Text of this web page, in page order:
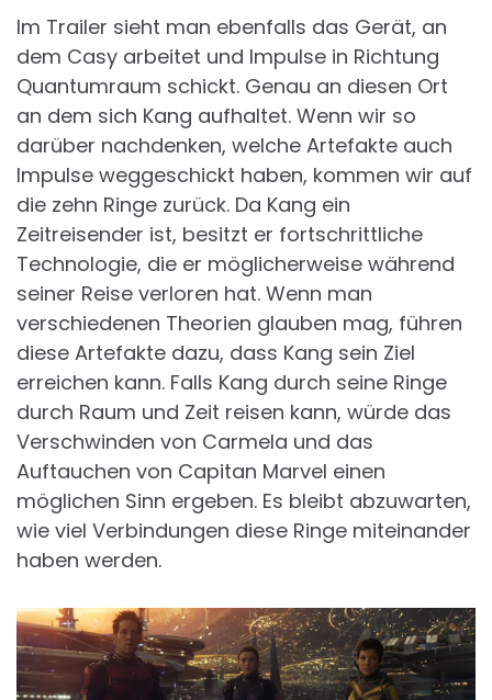
Im Trailer sieht man ebenfalls das Gerät, an
dem Casy arbeitet und Impulse in Richtung
Quantumraum schickt. Genau an diesen Ort
an dem sich Kang aufhaltet. Wenn wir so
darüber nachdenken, welche Artefakte auch
Impulse weggeschickt haben, kommen wir auf
die zehn Ringe zurück. Da Kang ein
Zeitreisender ist, besitzt er fortschrittliche
Technologie, die er möglicherweise während
seiner Reise verloren hat. Wenn man
verschiedenen Theorien glauben mag, führen
diese Artefakte dazu, dass Kang sein Ziel
erreichen kann. Falls Kang durch seine Ringe
durch Raum und Zeit reisen kann, würde das
Verschwinden von Carmela und das
Auftauchen von Capitan Marvel einen
möglichen Sinn ergeben. Es bleibt abzuwarten,
wie viel Verbindungen diese Ringe miteinander
haben werden.